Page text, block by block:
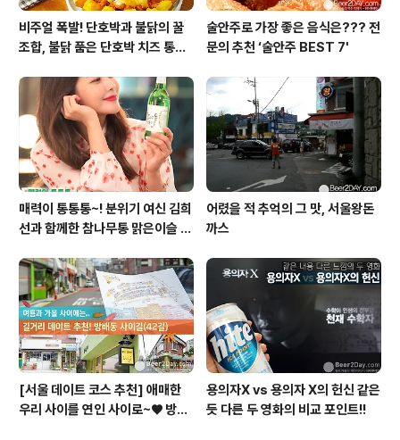
비주얼 폭발! 단호박과 불닭의 꿀
조합, 불닭 품은 단호박 치즈 통구
술안주로 가장 좋은 음식은??? 전
문의 추천 ‘술안주 BEST 7'
매력이 통통통~! 분위기 여신 김희
선과 함께한 참나무통 맑은이슬 T
어렸을 적 추억의 그 맛, 서울왕돈
까스
[서울 데이트 코스 추천] 애매한
우리 사이를 연인 사이로~♥ 방배
용의자X vs 용의자 X의 헌신 같은
듯 다른 두 영화의 비교 포인트!!